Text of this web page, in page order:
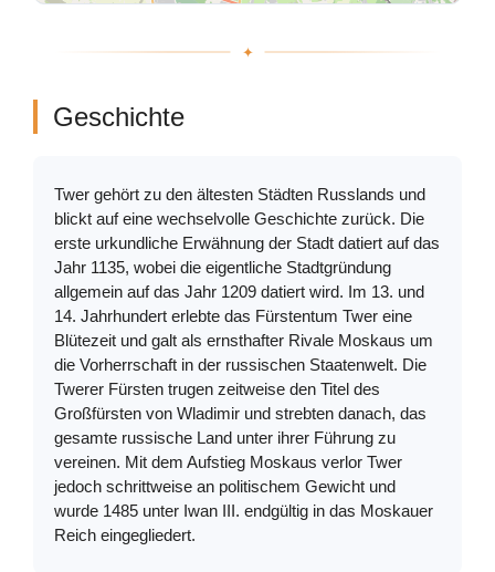
Geschichte
Twer gehört zu den ältesten Städten Russlands und
blickt auf eine wechselvolle Geschichte zurück. Die
erste urkundliche Erwähnung der Stadt datiert auf das
Jahr 1135, wobei die eigentliche Stadtgründung
allgemein auf das Jahr 1209 datiert wird. Im 13. und
14. Jahrhundert erlebte das Fürstentum Twer eine
Blütezeit und galt als ernsthafter Rivale Moskaus um
die Vorherrschaft in der russischen Staatenwelt. Die
Twerer Fürsten trugen zeitweise den Titel des
Großfürsten von Wladimir und strebten danach, das
gesamte russische Land unter ihrer Führung zu
vereinen. Mit dem Aufstieg Moskaus verlor Twer
jedoch schrittweise an politischem Gewicht und
wurde 1485 unter Iwan III. endgültig in das Moskauer
Reich eingegliedert.